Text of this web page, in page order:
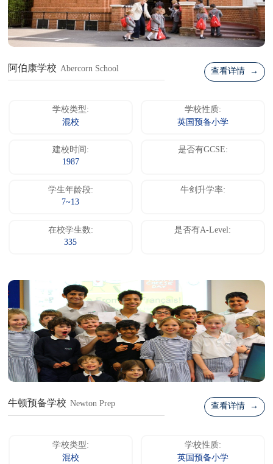
阿伯康学校 Abercorn School 查看详情 →
学校类型:
混校
学校性质:
英国预备小学
建校时间:
1987
是否有GCSE:
学生年龄段:
7~13
牛剑升学率:
在校学生数:
335
是否有A-Level:
牛顿预备学校 Newton Prep 查看详情 →
学校类型:
混校
学校性质:
英国预备小学